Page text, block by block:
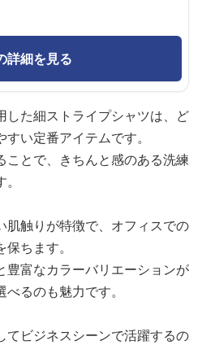
詳細を見る
した細ストライプシャツは、ど
い定番アイテムです。
ことで、きちんと感のある洗練
肌触りが特徴で、オフィスでの
ちます。
豊富なカラーバリエーションが
るのも魅力です。
てビジネスシーンで活躍するの